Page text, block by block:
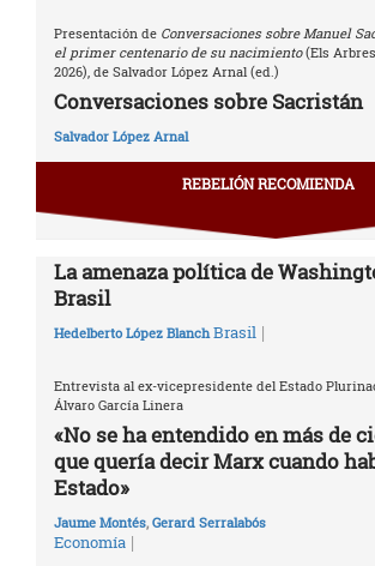
Presentación de Conversaciones sobre Manuel
el primer centenario de su nacimiento(Els
2026), de Salvador López Arnal (ed.)
Conversaciones sobre Sacristán
Salvador López Arnal
REBELIÓN RECOMIENDA
La amenaza política de
Brasil
Hedelberto López Blanch Brasil |
Entrevista al ex-vicepresidente del Estado
Álvaro García Linera
«No se ha entendido en más de
que quería decir Marx cuando
Estado»
Jaume Montés, Gerard Serralabós
Economía |